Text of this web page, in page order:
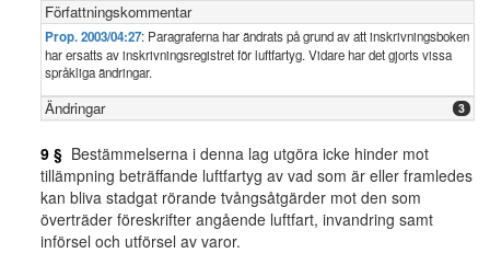
Författningskommentar
Prop. 2003/04:27: Paragraferna har ändrats på grund av att inskrivningsboken
har ersatts av inskrivningsregistret för luftfartyg. Vidare har det gjorts vissa
språkliga ändringar.
Ändringar 3
9 § Bestämmelserna i denna lag utgöra icke hinder mot
tillämpning beträffande luftfartyg av vad som är eller framledes
kan bliva stadgat rörande tvångsåtgärder mot den som
överträder föreskrifter angående luftfart, invandring samt
införsel och utförsel av varor.